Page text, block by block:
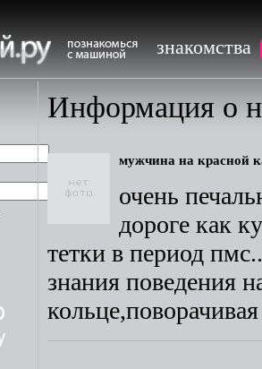
знакомства
Информация о
мужчина на красной
очень
дороге как
тетки в период
знания поведения